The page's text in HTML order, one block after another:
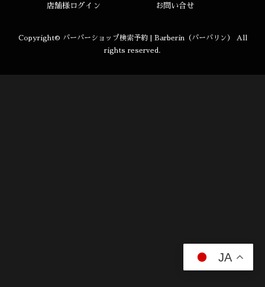
店舗様ログイン お問い合せ
Copyright© バーバーショップ検索予約 | Barberin（バーバリン）
All
rights reserved.
JA